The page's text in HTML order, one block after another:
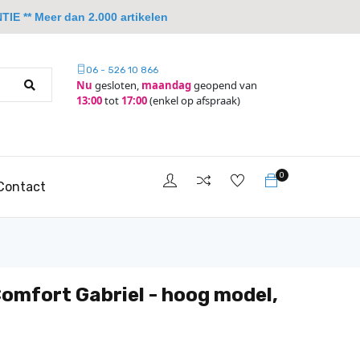
06 - 526 10 866
Nu gesloten, maandaggeopend van
13:00tot 17:00(enkel op afspraak)
0
Gabriel - hoog model,
** Meer dan 2.000 artikelen